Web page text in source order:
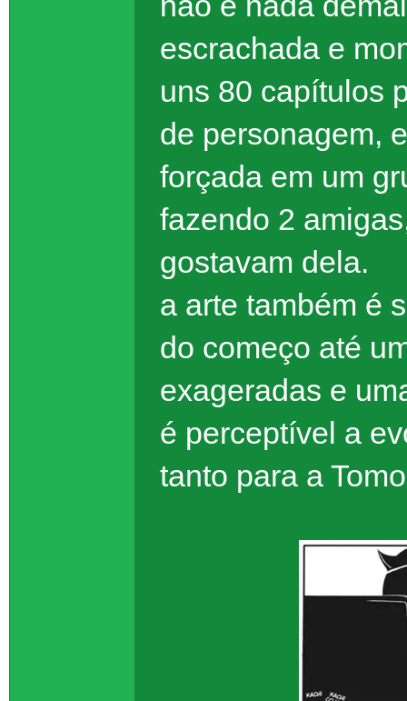
escrachada e
uns 80 capítulos
de personagem,
forçada em um
fazendo 2
gostavam dela.
a arte também é
do começo até
exageradas e
é perceptível a
tanto para a